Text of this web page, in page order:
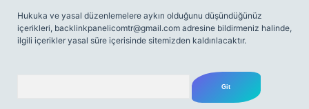
Hukuka ve yasal düzenlemelere aykırı olduğunu düşündüğünüz
içerikleri, backlinkpanelicomtr@gmail.com adresine bildirmeniz halinde,
ilgili içerikler yasal süre içerisinde sitemizden kaldırılacaktır.